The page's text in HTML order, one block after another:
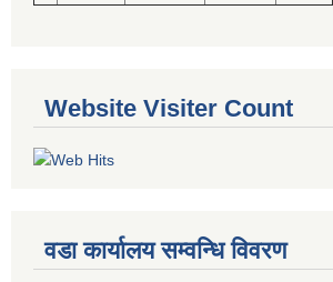
Website Visiter Count
वडा कार्यालय सम्वन्धि विवरण